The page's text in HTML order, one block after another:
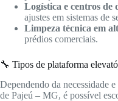
Logística e centros de
ajustes em sistemas de
Limpeza técnica em
prédios comerciais.
🔧 Tipos de plataforma
Dependendo da necessidade
de Pajeú – MG, é possível